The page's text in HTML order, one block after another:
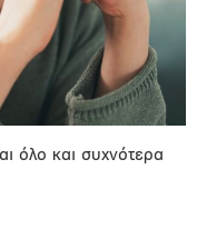
όλο και συχνότερα